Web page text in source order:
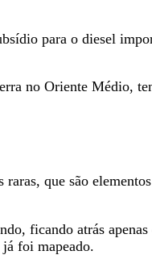
para o diesel
no Oriente Médio,
que são
ficando atrás
foi mapeado.